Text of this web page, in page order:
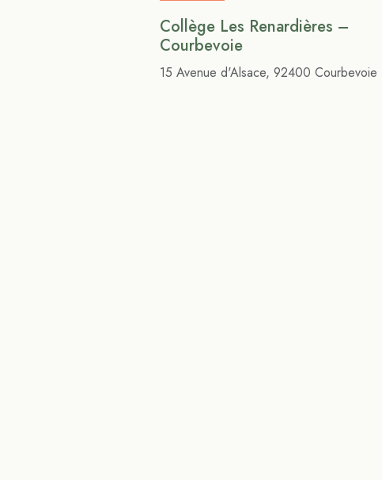
Collège Les Renardières –
Courbevoie
15 Avenue d'Alsace, 92400 Courbevoie